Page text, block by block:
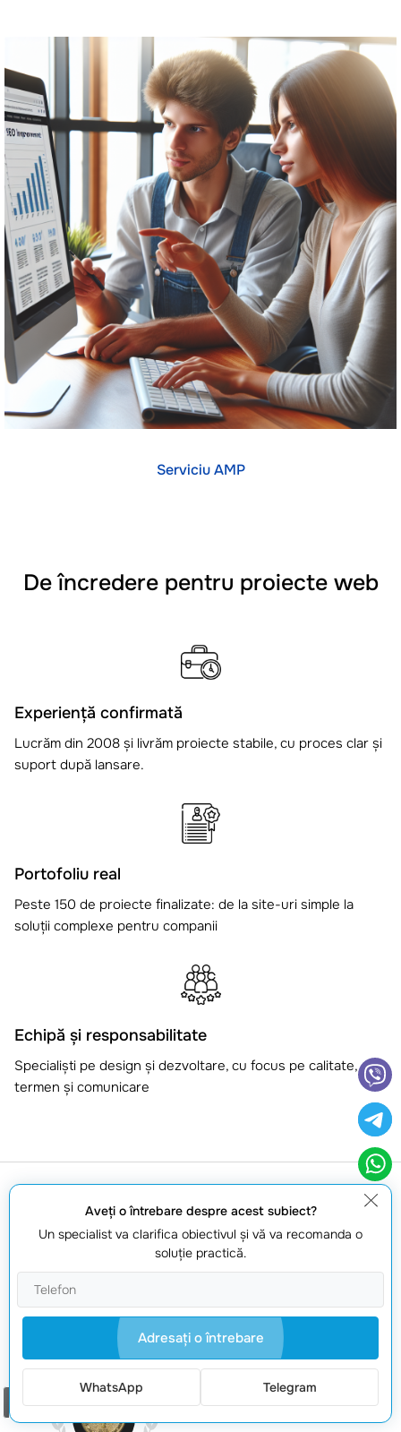
Serviciu AMP
De încredere pentru proiecte web
Experiență confirmată
Lucrăm din 2008 și livrăm proiecte stabile, cu proces clar și
suport după lansare.
Portofoliu real
Peste 150 de proiecte finalizate: de la site-uri simple la
soluții complexe pentru companii
Echipă și responsabilitate
Specialiști pe design și dezvoltare, cu focus pe calitate,
termen și comunicare
NOTORIUM TRADEMARK
AWARDS
2018, Medalia de Aur
Notorium 2019
MARCA COMERCIALA A
Aveţi o întrebare despre acest subiect?
Un specialist va clarifica obiectivul şi vă va recomanda o
soluţie practică.
Adresaţi o întrebare
WhatsApp Telegram
Comanda un apel